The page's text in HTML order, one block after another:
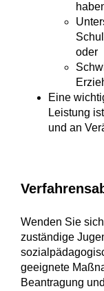
oder
Eine
Leistung
und an
Wenden Sie
zuständige
geeignete
Beantragung